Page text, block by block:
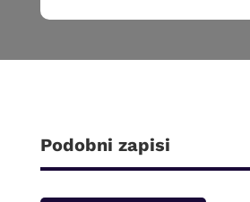
Podobni zapisi